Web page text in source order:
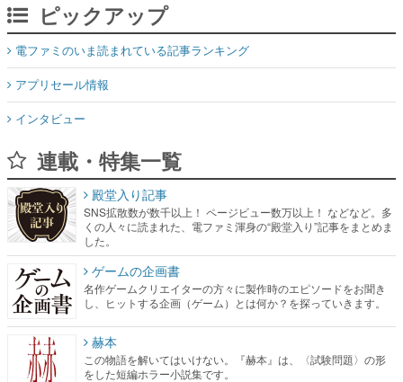
ピックアップ
電ファミのいま読まれている記事ランキング
アプリセール情報
インタビュー
連載・特集一覧
殿堂入り記事
SNS拡散数が数千以上！ ページビュー数万以上！ などなど。多
くの人々に読まれた、電ファミ渾身の“殿堂入り”記事をまとめま
した。
ゲームの企画書
名作ゲームクリエイターの方々に製作時のエピソードをお聞き
し、ヒットする企画（ゲーム）とは何か？を探っていきます。
赫本
この物語を解いてはいけない。『赫本』は、〈試験問題〉の形
をした短編ホラー小説集です。